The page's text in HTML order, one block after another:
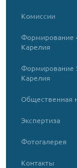
Комиссии
Формирование
Карелия
Формирование
Карелия
Общественная
Экспертиза
Фотогалерея
Контакты